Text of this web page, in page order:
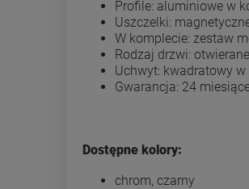
Profile: aluminiowe w
Uszczelki:
W komplecie: zestaw
Rodzaj drzwi: otwierane
Uchwyt: kwadratowy
Gwarancja: 24
Dostępne kolory:
chrom, czarny